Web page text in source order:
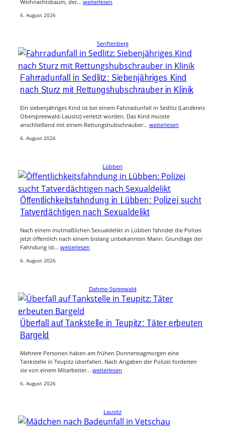
Weihnachtsbaum, der… weiterlesen
6. August 2026
Senftenberg
Fahrradunfall in Sedlitz: Siebenjähriges Kind
nach Sturz mit Rettungshubschrauber in Klinik
Ein siebenjähriges Kind ist bei einem Fahrradunfall in Sedlitz (Landkreis
Oberspreewald-Lausitz) verletzt worden. Das Kind musste
anschließend mit einem Rettungshubschrauber… weiterlesen
6. August 2026
Lübben
Öffentlichkeitsfahndung in Lübben: Polizei sucht
Tatverdächtigen nach Sexualdelikt
Nach einem mutmaßlichen Sexualdelikt in Lübben fahndet die Polizei
jetzt öffentlich nach einem bislang unbekannten Mann. Grundlage der
Fahndung ist… weiterlesen
6. August 2026
Dahme-Spreewald
Überfall auf Tankstelle in Teupitz: Täter erbeuten
Bargeld
Mehrere Personen haben am frühen Donnerstagmorgen eine
Tankstelle in Teupitz überfallen. Nach Angaben der Polizei forderten
sie von einem Mitarbeiter… weiterlesen
6. August 2026
Lausitz